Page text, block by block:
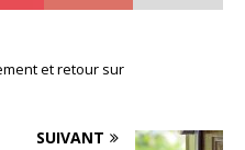
et retour sur
SUIVANT